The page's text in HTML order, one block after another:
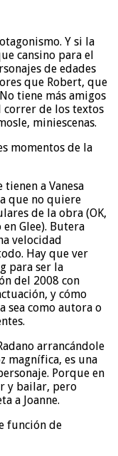
Y si la
cansino para el
de edades
que Robert, que
tiene más amigos
correr de los textos
miniescenas.
momentos de la
a Vanesa
que no quiere
de la obra (OK,
Glee). Butera
velocidad
Hay que ver
para ser la
del 2008 con
y cómo
sea como autora o
arrancándole
magnífica, es una
Porque en
y bailar, pero
a Joanne.
función de